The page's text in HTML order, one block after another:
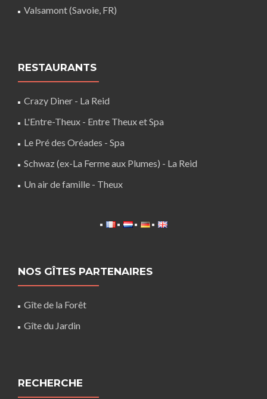
Valsamont (Savoie, FR)
RESTAURANTS
Crazy Diner - La Reid
L'Entre-Theux - Entre Theux et Spa
Le Pré des Oréades - Spa
Schwaz (ex-La Ferme aux Plumes) - La Reid
Un air de famille - Theux
NOS GÎTES PARTENAIRES
Gîte de la Forêt
Gîte du Jardin
RECHERCHE